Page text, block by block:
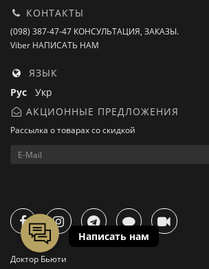
КОНТАКТЫ
(098) 387-47-47 КОНСУЛЬТАЦИЯ, ЗАКАЗЫ.
Viber НАПИСАТЬ НАМ
ЯЗЫК
Рус Укр
АКЦИОННЫЕ ПРЕДЛОЖЕНИЯ
Рассылка о товарах со скидкой
Доктор Бьюти